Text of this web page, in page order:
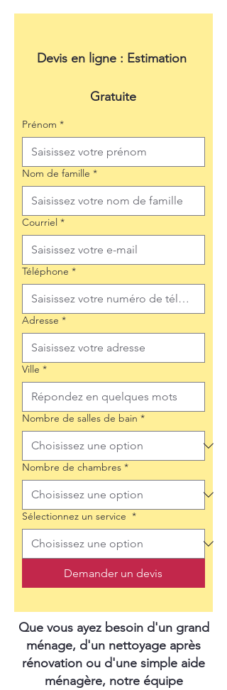
Devis en ligne : Estimation
Gratuite
Prénom *
Nom de famille *
Courriel *
Téléphone *
Adresse *
Ville *
Nombre de salles de bain *
Nombre de chambres *
Sélectionnez un service *
Demander un devis
Que vous ayez besoin d'un grand
ménage, d'un nettoyage après
rénovation ou d'une simple aide
ménagère, notre équipe